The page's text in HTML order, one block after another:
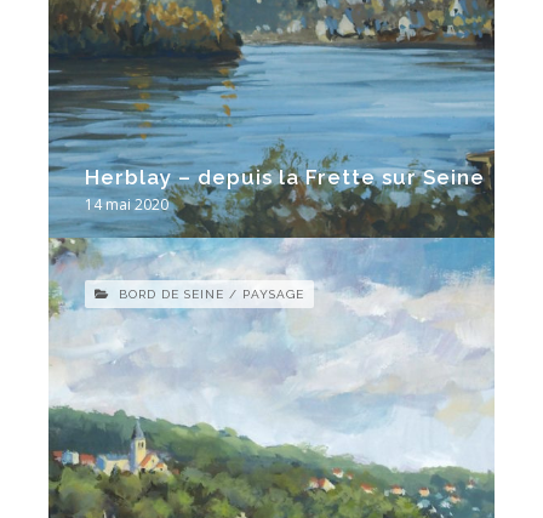
14 mai 2020
Herblay – depuis la Frette sur Seine
BORD DE SEINE / PAYSAGE